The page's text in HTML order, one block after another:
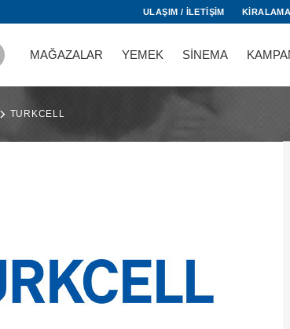
ULAŞIM / İLETİŞİM
MAĞAZALAR YEMEK SİNEMA
TURKCELL